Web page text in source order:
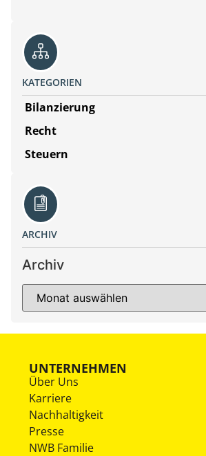
KATEGORIEN
Bilanzierung
Recht
Steuern
ARCHIV
Archiv
UNTERNEHMEN
Über Uns
Karriere
Nachhaltigkeit
Presse
NWB Familie